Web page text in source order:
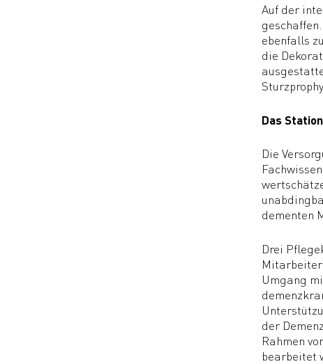
Auf der
ebenfalls
die
Das
Die
dementen
Drei
Mitarbeiter
Umgang
der
Rahmen
bearbeitet